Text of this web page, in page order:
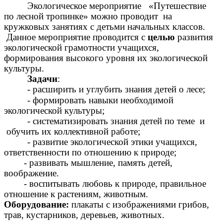
Экологическое мероприятие «Путешествие
по лесной тропинке» можно проводит на
кружковых занятиях с детьми начальных классов.
Данное мероприятие проводится с целью развития
экологической грамотности учащихся,
формирования высокого уровня их экологической
культуры.
Задачи:
- расширить и углубить знания детей о лесе;
- формировать навыки необходимой
экологической культуры;
- систематизировать знания детей по теме и
обучить их коллективной работе;
- развитие экологической этики учащихся,
ответственности по отношению к природе;
- развивать мышление, память детей,
воображение.
- воспитывать любовь к природе, правильное
отношение к растениям, животным.
Оборудование: плакаты с изображениями грибов,
трав, кустарников, деревьев, животных.